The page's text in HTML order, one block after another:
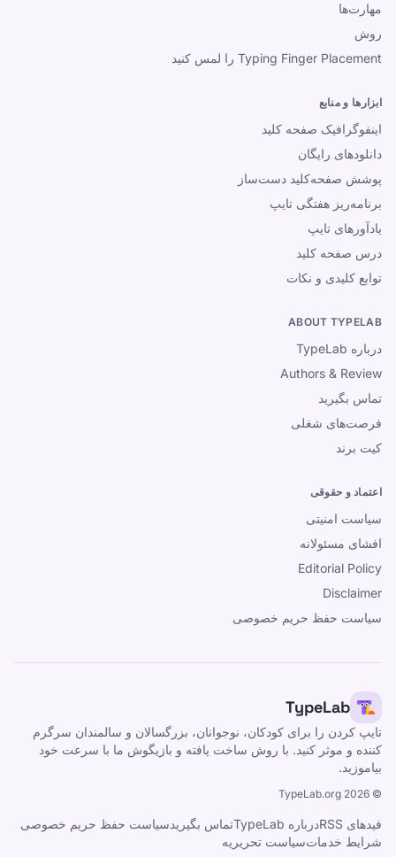
مهارت‌ها
روش
Typing Finger Placement را لمس کنید
ابزارها و منابع
اینفوگرافیک صفحه کلید
دانلودهای رایگان
پوشش صفحه‌کلید دست‌ساز
برنامه‌ریز هفتگی تایپ
یادآورهای تایپ
درس صفحه کلید
توابع کلیدی و نکات
ABOUT TYPELAB
درباره TypeLab
Authors & Review
تماس بگیرید
فرصت‌های شغلی
کیت برند
اعتماد و حقوقی
سیاست امنیتی
افشای مسئولانه
Editorial Policy
Disclaimer
سیاست حفظ حریم خصوصی
TypeLab
تایپ کردن را برای کودکان، نوجوانان، بزرگسالان و سالمندان سرگرم
کننده و موثر کنید. با روش ساخت یافته و بازیگوش ما با سرعت خود
بیاموزید.
©
2026
فیدهای RSS درباره TypeLab تماس بگیریدسیاست حفظ حریم خصوصی
شرایط خدماتسیاست تحریریه